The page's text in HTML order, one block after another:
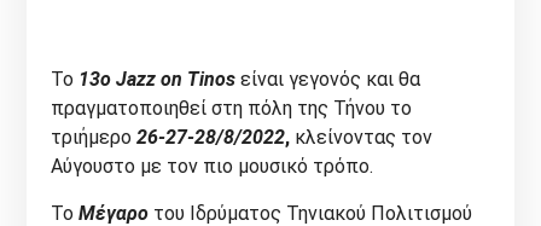
Το 13οJazz on Tinos είναι γεγονός και θα
πραγματοποιηθεί στη πόλη της Τήνου το
τριήμερο26-27-28/8/2022, κλείνοντας τον
Αύγουστο με τον πιο μουσικό τρόπο.
ΤοΜέγαρο του Ιδρύματος Τηνιακού Πολιτισμού